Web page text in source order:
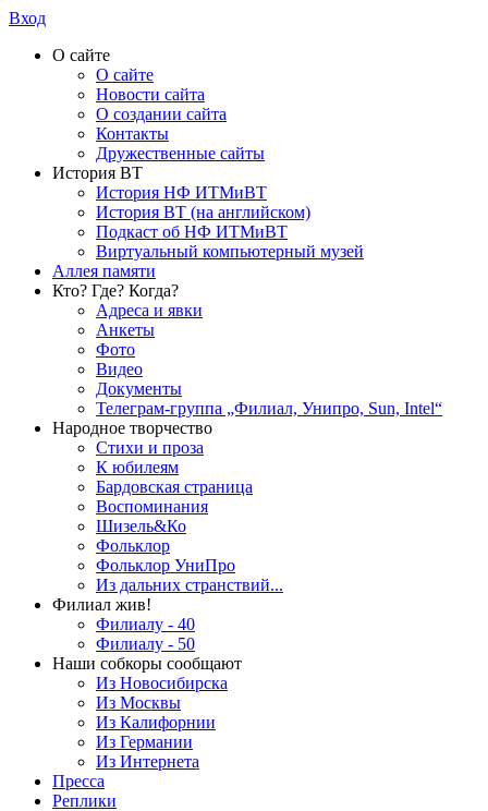
Вход
О сайте
О сайте
Новости сайта
О создании сайта
Контакты
Дружественные сайты
История ВТ
История НФ ИТМиВТ
История ВТ (на английском)
Подкаст об НФ ИТМиВТ
Виртуальный компьютерный музей
Аллея памяти
Кто? Где? Когда?
Адреса и явки
Анкеты
Фото
Видео
Документы
Телеграм-группа „Филиал, Унипро, Sun, Intel“
Народное творчество
Стихи и проза
К юбилеям
Бардовская страница
Воспоминания
Шизель&Ко
Фольклор
Фольклор УниПро
Из дальних странствий...
Филиал жив!
Филиалу - 40
Филиалу - 50
Наши собкоры сообщают
Из Новосибирска
Из Москвы
Из Калифорнии
Из Германии
Из Интернета
Пресса
Реплики